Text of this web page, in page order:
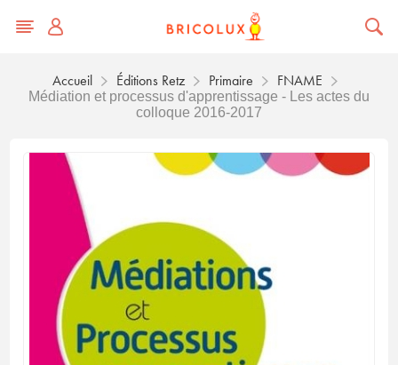
Accueil Éditions Retz Primaire FNAME
Médiation et processus d'apprentissage - Les actes du
colloque 2016-2017